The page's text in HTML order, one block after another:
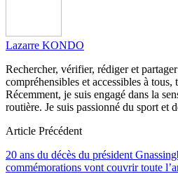
Lazarre KONDO
Rechercher, vérifier, rédiger et
compréhensibles et accessibles à tous,
Récemment, je suis engagé dans la
routière. Je suis passionné du sport et
Article Précédent
20 ans du décès du président
commémorations vont couvrir toute